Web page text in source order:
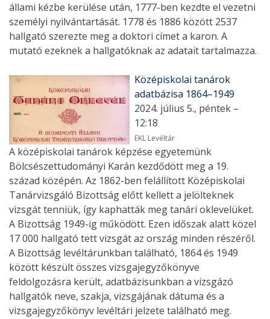
állami kézbe kerülése után, 1777-ben kezdte el vezetni
személyi nyilvántartását. 1778 és 1886 között 2537
hallgató szerezte meg a doktori címet a karon. A
mutató ezeknek a hallgatóknak az adatait tartalmazza.
Középiskolai tanárok
adatbázisa 1864–1949
2024. július 5., péntek –
12:18
EKL Levéltár
A középiskolai tanárok képzése egyetemünk
Bölcsészettudományi Karán kezdődött meg a 19.
század középén. Az 1862-ben felállított Középiskolai
Tanárvizsgáló Bizottság előtt kellett a jelölteknek
vizsgát tenniük, így kaphatták meg tanári oklevelüket.
A Bizottság 1949-ig működött. Ezen időszak alatt közel
17 000 hallgató tett vizsgát az ország minden részéről.
A Bizottság levéltárunkban található, 1864 és 1949
között készült összes vizsgajegyzőkönyve
feldolgozásra került, adatbázisunkban a vizsgázó
hallgatók neve, szakja, vizsgájának dátuma és a
vizsgajegyzőkönyv levéltári jelzete található meg.